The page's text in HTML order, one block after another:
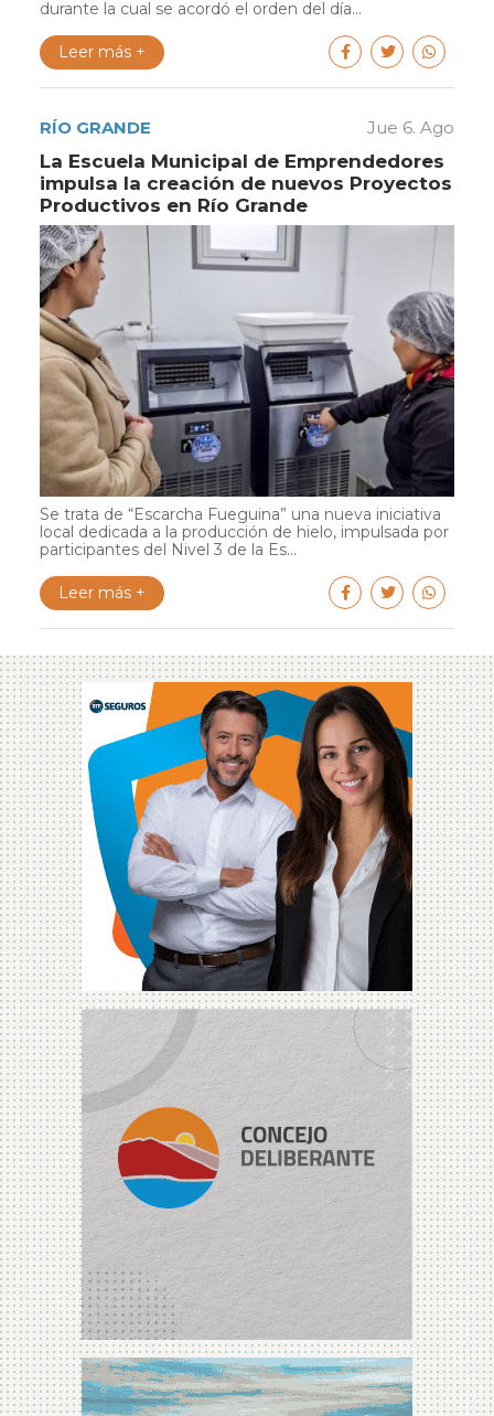
durante la cual se acordó el orden del día...
Leer más +
RÍO GRANDE Jue 6. Ago
La Escuela Municipal de Emprendedores
impulsa la creación de nuevos Proyectos
Productivos en Río Grande
Se trata de “Escarcha Fueguina” una nueva iniciativa
local dedicada a la producción de hielo, impulsada por
participantes del Nivel 3 de la Es...
Leer más +